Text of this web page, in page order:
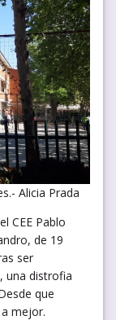
Alicia Prada
CEE Pablo
de 19
ser
una distrofia
que
mejor.